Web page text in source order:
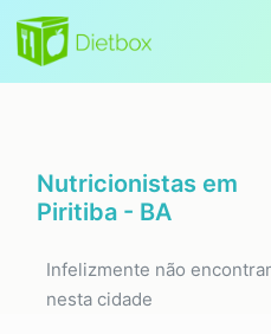
Nutricionistas em
Piritiba - BA
Infelizmente não
nesta cidade